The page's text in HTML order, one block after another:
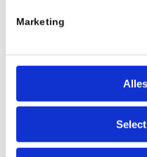
Marketing
19 december 2025